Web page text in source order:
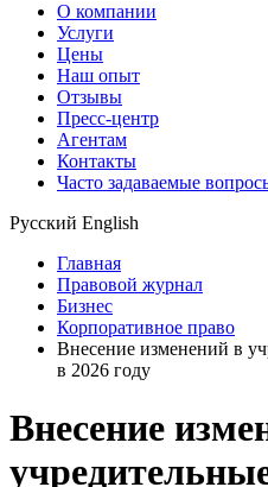
О компании
Услуги
Цены
Наш опыт
Отзывы
Пресс-центр
Агентам
Контакты
Часто задаваемые
Русский English
Главная
Правовой журнал
Бизнес
Корпоративное право
Внесение изменений в
в 2026 году
Внесение